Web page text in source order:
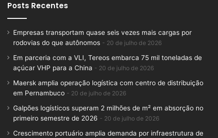
Posts Recentes
Empresas transportam quase seis vezes mais cargas por
rodovias do que autônomos
20 de julho de 2026
Em parceria com a VLI, Tereos embarca 75 mil toneladas de
açúcar VHP para a China
20 de julho de 2026
Maersk amplia operação logística com centro de distribuição
em Pernambuco
20 de julho de 2026
Galpões logísticos superam 2 milhões de m² em absorção no
primeiro semestre de 2026
20 de julho de 2026
Crescimento portuário amplia demanda por infraestrutura de